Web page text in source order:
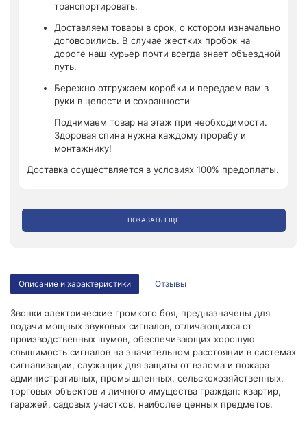
транспортировать.
Доставляем товары в срок, о котором изначально
договорились. В случае жестких пробок на
дороге наш курьер почти всегда знает объездной
путь.
Бережно отгружаем коробки и передаем вам в
руки в целости и сохранности
Поднимаем товар на этаж при необходимости.
Здоровая спина нужна каждому прорабу и
монтажнику!
Доставка осуществляется в условиях 100% предоплаты.
ПОКАЗАТЬ ЕЩЕ
Описание и характеристики Отзывы
Звонки электрические громкого боя, предназначены для
подачи мощных звуковых сигналов, отличающихся от
производственных шумов, обеспечивающих хорошую
слышимость сигналов на значительном расстоянии в системах
сигнализации, служащих для защиты от взлома и пожара
административных, промышленных, сельскохозяйственных,
торговых объектов и личного имущества граждан: квартир,
гаражей, садовых участков, наиболее ценных предметов.